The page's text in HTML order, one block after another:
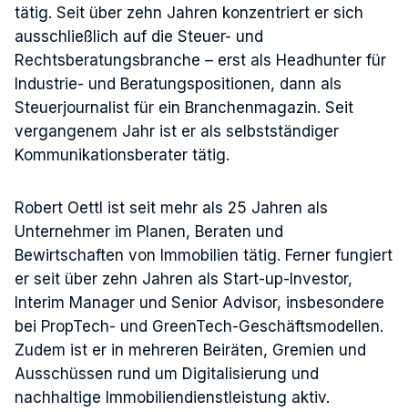
tätig. Seit über zehn Jahren konzentriert er sich
ausschließlich auf die Steuer- und
Rechtsberatungsbranche – erst als Headhunter für
Industrie- und Beratungspositionen, dann als
Steuerjournalist für ein Branchenmagazin. Seit
vergangenem Jahr ist er als selbstständiger
Kommunikationsberater tätig.
Robert Oettl ist seit mehr als 25 Jahren als
Unternehmer im Planen, Beraten und
Bewirtschaften von Immobilien tätig. Ferner fungiert
er seit über zehn Jahren als Start-up-Investor,
Interim Manager und Senior Advisor, insbesondere
bei PropTech- und GreenTech-Geschäftsmodellen.
Zudem ist er in mehreren Beiräten, Gremien und
Ausschüssen rund um Digitalisierung und
nachhaltige Immobiliendienstleistung aktiv.